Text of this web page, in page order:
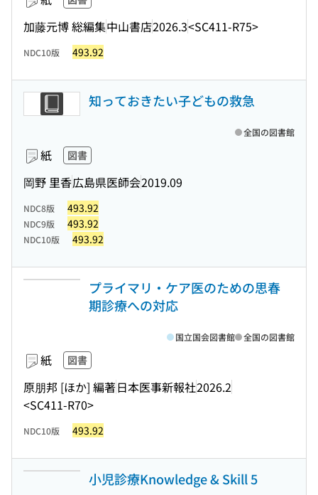
加藤元博 総編集中山書店2026.3<SC411-R75>
NDC10版 493.92
知っておきたい子どもの救急
紙 図書
岡野 里香広島県医師会2019.09
全国の図書館
NDC8版 493.92
NDC9版 493.92
NDC10版 493.92
プライマリ・ケア医のための思春
期診療への対応
紙 図書
原朋邦 [ほか] 編著日本医事新報社2026.2
<SC411-R70>
国立国会図書館 全国の図書館
NDC10版 493.92
小児診療Knowledge & Skill 5